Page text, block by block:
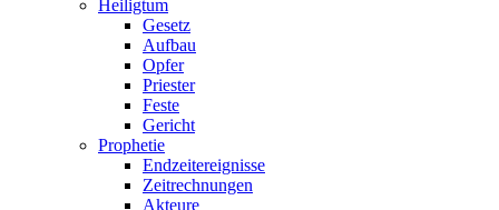
Heiligtum
Gesetz
Aufbau
Opfer
Priester
Feste
Gericht
Prophetie
Endzeitereignisse
Zeitrechnungen
Akteure